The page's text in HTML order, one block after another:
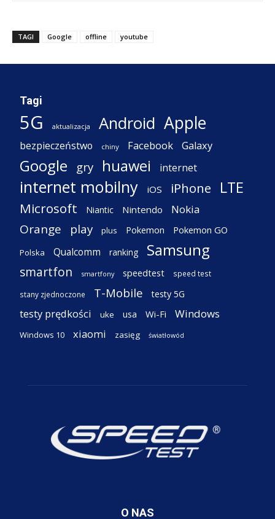
TAGI Google offline youtube
Tagi
5G aktualizacja Android Apple
bezpieczeństwo chiny Facebook Galaxy
Google gry huawei internet
internet mobilny iOS iPhone LTE
Microsoft Niantic Nintendo Nokia
Orange play plus Pokemon Pokemon GO
Polska Qualcomm ranking Samsung
smartfon smartfony speedtest speed test
stany zjednoczone T-Mobile testy 5G
testy prędkości uke usa Wi-Fi Windows
Windows 10 xiaomi zasięg światłowód
O NAS